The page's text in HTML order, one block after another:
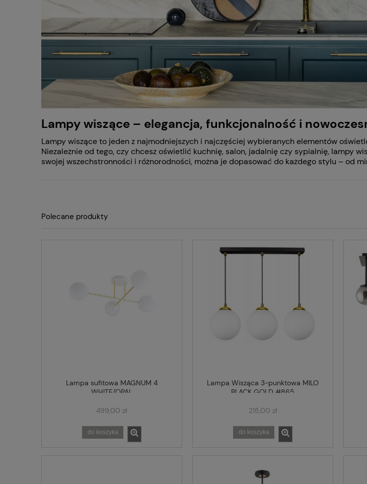
Lampy wiszące – elegancja, funkcjonalność i
Lampy wiszące to jeden z najmodniejszych i najczęściej wybieranych elementów
Niezależnie od tego, czy chcesz oświetlić kuchnię, salon, jadalnię czy sypialnię, lampy
swojej wszechstronności i różnorodności, można je dopasować do każdego stylu – od
Polecane produkty
Lampa sufitowa MAGNUM 4
WHITE/OPAL
499,00 zł
do koszyka
Lampa Wisząca 3-punktowa MILO
BLACK GOLD #865
215,00 zł
do koszyka